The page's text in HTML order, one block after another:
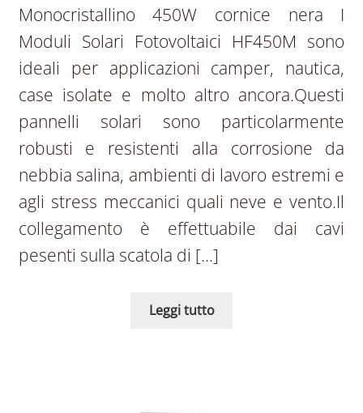
Monocristallino 450W cornice nera I
Moduli Solari Fotovoltaici HF450M sono
ideali per applicazioni camper, nautica,
case isolate e molto altro ancora.Questi
pannelli solari sono particolarmente
robusti e resistenti alla corrosione da
nebbia salina, ambienti di lavoro estremi e
agli stress meccanici quali neve e vento.Il
collegamento è effettuabile dai cavi
pesenti sulla scatola di […]
Leggi tutto